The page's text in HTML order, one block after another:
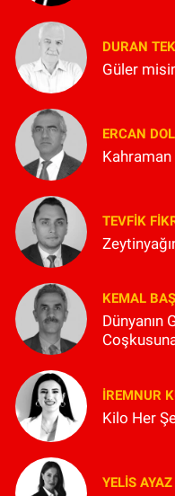
DURAN
Güler
ERCAN
Kahraman
TEVFIK
KEMAL
Dünyanın
İREMNUR
Kilo Her
YELIS AYAZ